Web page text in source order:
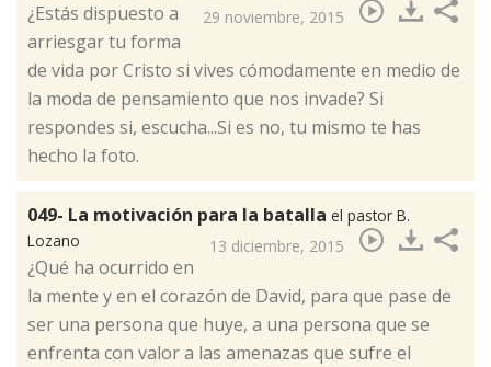
29 noviembre, 2015
​¿Estás dispuesto a
arriesgar tu forma
de vida por Cristo si vives cómodamente en medio de
la moda de pensamiento que nos invade? Si
respondes si, escucha...Si es no, tu mismo te has
hecho la foto.
049- La motivación para la batalla el pastor B.
Lozano
13 diciembre, 2015
​¿Qué ha ocurrido en
la mente y en el corazón de David, para que pase de
ser una persona que huye, a una persona que se
enfrenta con valor a las amenazas que sufre el